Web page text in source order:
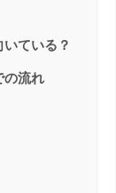
ている？
の流れ